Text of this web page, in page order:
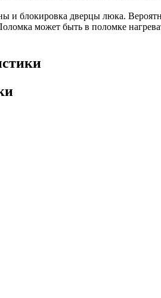
и блокировка дверцы люка.
может быть в поломке